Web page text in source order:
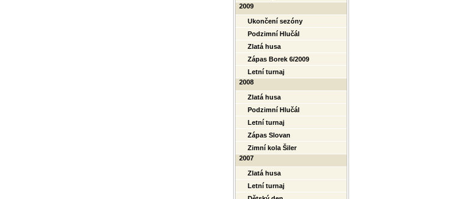
2009
Ukončení sezóny
Podzimní Hlučál
Zlatá husa
Zápas Borek 6/2009
Letní turnaj
2008
Zlatá husa
Podzimní Hlučál
Letní turnaj
Zápas Slovan
Zimní kola Šiler
2007
Zlatá husa
Letní turnaj